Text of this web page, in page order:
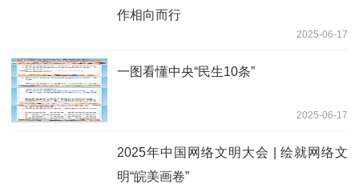
作相向而行
2025-06-17
一图看懂中央“民生10条”
2025-06-17
2025年中国网络文明大会 | 绘就网络文
明“皖美画卷”